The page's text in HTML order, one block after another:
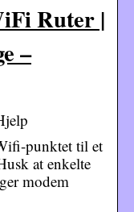
Ruter |
–
punktet til et
at enkelte
modem